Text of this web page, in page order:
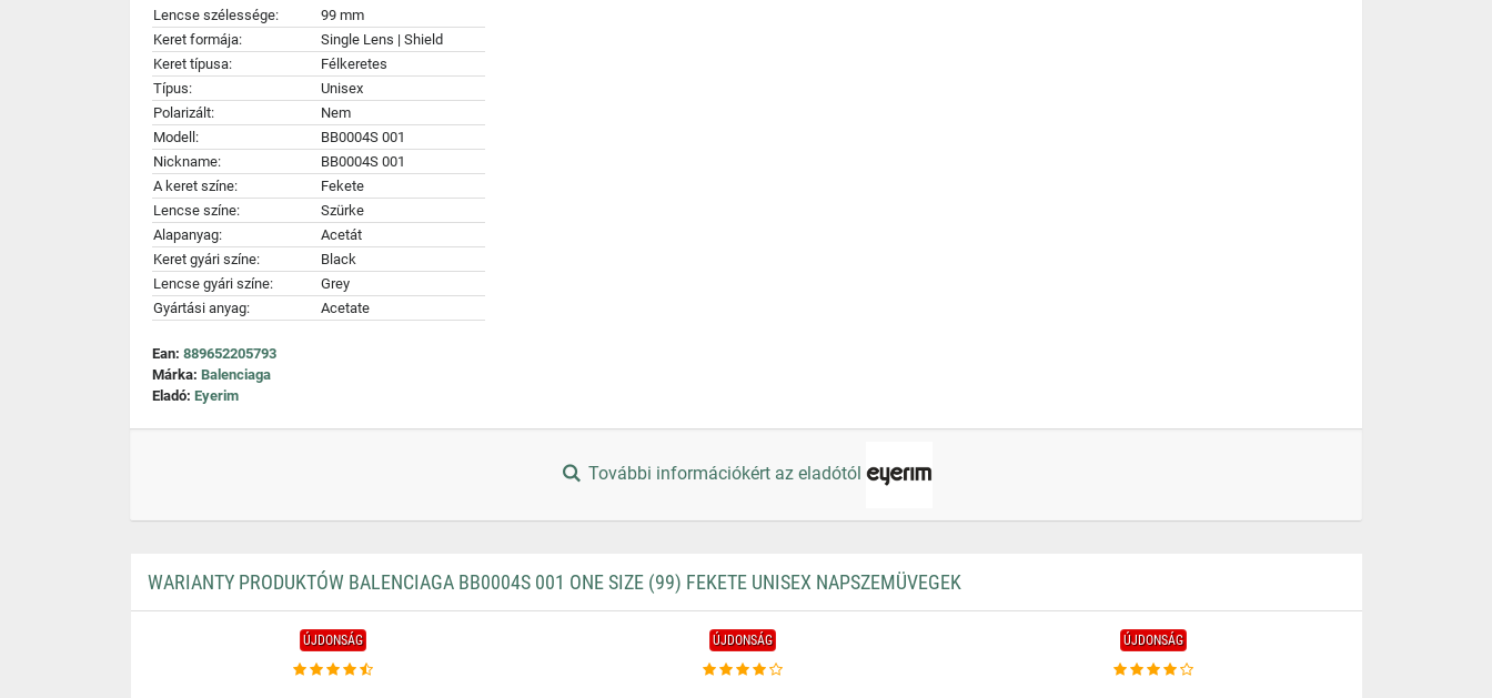
Lencse szélessége:
99 mm
Keret formája:
Single Lens | Shield
Keret típusa:
Félkeretes
Típus:
Unisex
Polarizált:
Nem
Modell:
BB0004S 001
Nickname:
BB0004S 001
A keret színe:
Fekete
Lencse színe:
Szürke
Alapanyag:
Acetát
Keret gyári színe:
Black
Lencse gyári színe:
Grey
Gyártási anyag:
Acetate
Ean: 889652205793
Márka: Balenciaga
Eladó: Eyerim
További információkért az eladótól
WARIANTY PRODUKTÓW BALENCIAGA BB0004S 001 ONE SIZE (99) FEKETE UNISEX NAPSZEMÜVEGEK
ÚJDONSÁG ÚJDONSÁG ÚJDONSÁG